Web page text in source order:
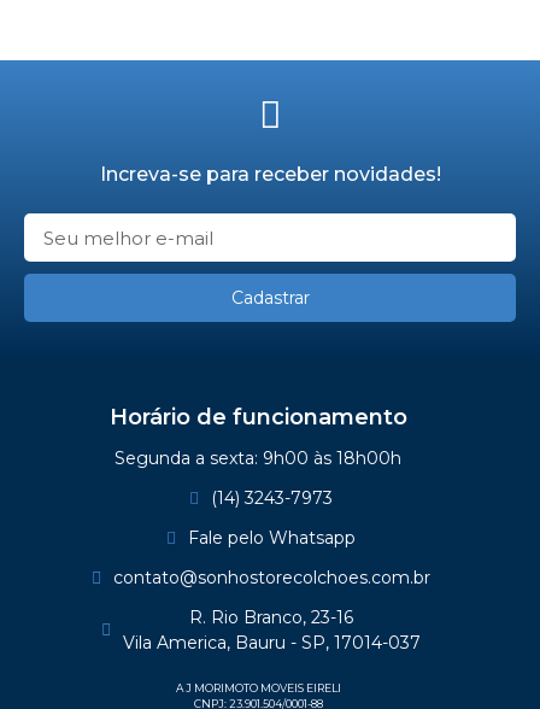
Increva-se para receber novidades!
Cadastrar
Horário de funcionamento
Segunda a sexta: 9h00 às 18h00h
(14) 3243-7973
Fale pelo Whatsapp
contato@sonhostorecolchoes.com.br
R. Rio Branco, 23-16
Vila America, Bauru - SP, 17014-037
A J MORIMOTO MOVEIS EIRELI
CNPJ: 23.901.504/0001-88